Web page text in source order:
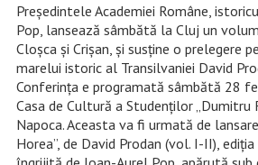
Președintele Academiei Române,
Pop, lansează sâmbătă la Cluj un
Cloșca și Crișan, și susține o prelegere
marelui istoric al Transilvaniei David
Conferința e programată sâmbătă 28
Casa de Cultură a Studenților „Dumitru
Napoca. Aceasta va fi urmată de
Horea”, de David Prodan (vol. I-II),